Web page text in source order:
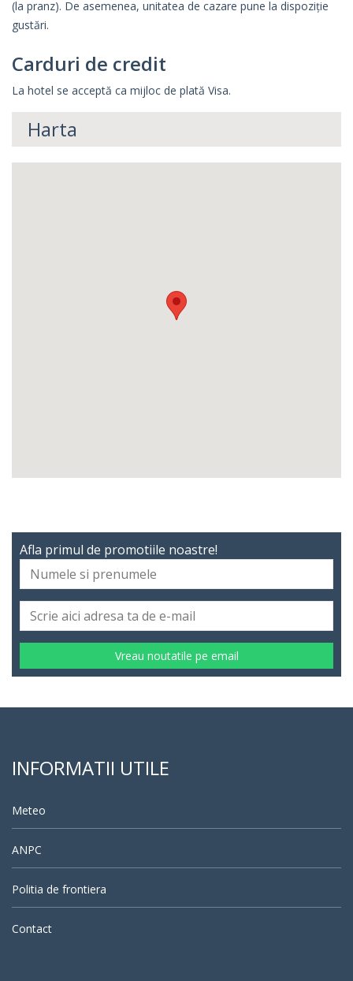
(la pranz). De asemenea, unitatea de cazare pune la dispoziție
gustări.
Carduri de credit
La hotel se acceptă ca mijloc de plată Visa.
Harta
Afla primul de promotiile noastre!
Vreau noutatile pe email
INFORMATII UTILE
Meteo
ANPC
Politia de frontiera
Contact